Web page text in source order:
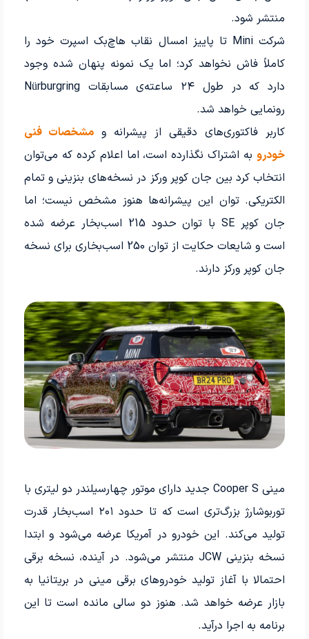
منتشر شود.
شرکت Mini تا پاییز امسال نقاب هاچ‌بک اسپرت خود را
کاملاً فاش نخواهد کرد؛ اما یک نمونه پنهان شده وجود
دارد که در طول ۲۴ ساعته‌ی مسابقات Nürburgring
رونمایی خواهد شد.
کاربر فاکتوری‌های دقیقی از پیشرانه ومشخصات فنی
خودروبه اشتراک نگذارده است، اما اعلام کرده که می‌توان
انتخاب کرد بین جان کوپر ورکز در نسخه‌های بنزینی و تمام
الکتریکی. توان این پیشرانه‌ها هنوز مشخص نیست؛ اما
جان کوپر SE با توان حدود 215 اسب‌بخار عرضه شده
است و شایعات حکایت از توان 250 اسب‌بخاری برای نسخه
جان کوپر ورکز دارند.
مینی Cooper S جدید دارای موتور چهارسیلندر دو لیتری با
توربوشارژ بزرگ‌تری است که تا حدود ۲۰۱ اسب‌بخار قدرت
تولید می‌کند. این خودرو در آمریکا عرضه می‌شود و ابتدا
نسخه بنزینی JCW منتشر می‌شود. در آینده، نسخه برقی
احتمالا با آغاز تولید خودروهای برقی مینی در بریتانیا به
بازار عرضه خواهد شد. هنوز دو سالی مانده است تا این
برنامه به اجرا درآید.